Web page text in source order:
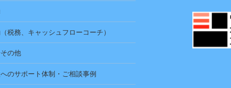
税務、キャッシュフローコーチ）
の他
のサポート体制・ご相談事例